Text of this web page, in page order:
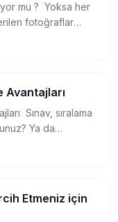
mu ? Yoksa her
fotoğraflar
Avantajları
Ya da
Etmeniz için